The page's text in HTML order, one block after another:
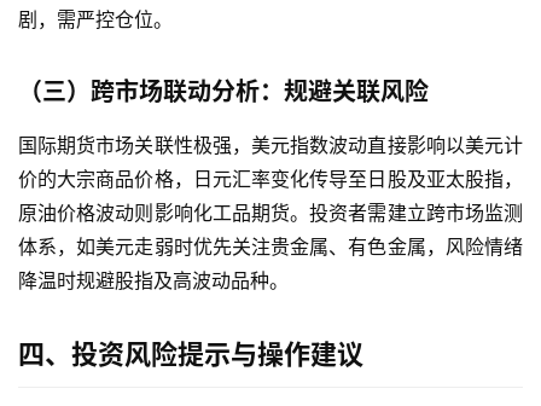
剧，需严控仓位。
（三）跨市场联动分析：规避关联风险
国际期货市场关联性极强，美元指数波动直接影响以美元计
价的大宗商品价格，日元汇率变化传导至日股及亚太股指，
原油价格波动则影响化工品期货。投资者需建立跨市场监测
体系，如美元走弱时优先关注贵金属、有色金属，风险情绪
降温时规避股指及高波动品种。
四、投资风险提示与操作建议